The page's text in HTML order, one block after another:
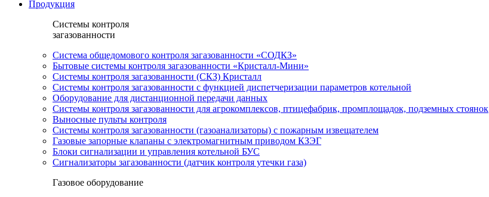
Продукция
Системы контроля
загазованности
Система общедомового контроля загазованности «СОДКЗ»
Бытовые системы контроля загазованности «Кристалл-Мини»
Системы контроля загазованности (СКЗ) Кристалл
Системы контроля загазованности с функцией диспетчеризации параметров котельной
Оборудование для дистанционной передачи данных
Системы контроля загазованности для агрокомплексов, птицефабрик, промплощадок, подземных стоянок
Выносные пульты контроля
Системы контроля загазованности (газоанализаторы) с пожарным извещателем
Газовые запорные клапаны с электромагнитным приводом КЗЭГ
Блоки сигнализации и управления котельной БУС
Сигнализаторы загазованности (датчик контроля утечки газа)
Газовое оборудование